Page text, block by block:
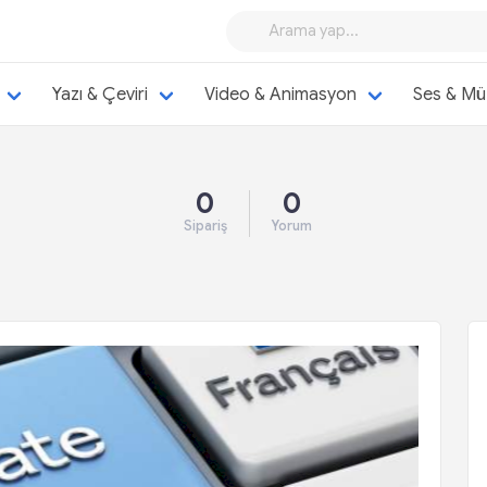
Yazı & Çeviri Video & Animasyon Ses &
0
Sipariş
0
Yorum